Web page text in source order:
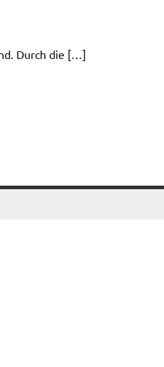
Durch die […]